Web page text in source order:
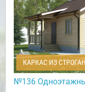
КАРКАС ИЗ
№136